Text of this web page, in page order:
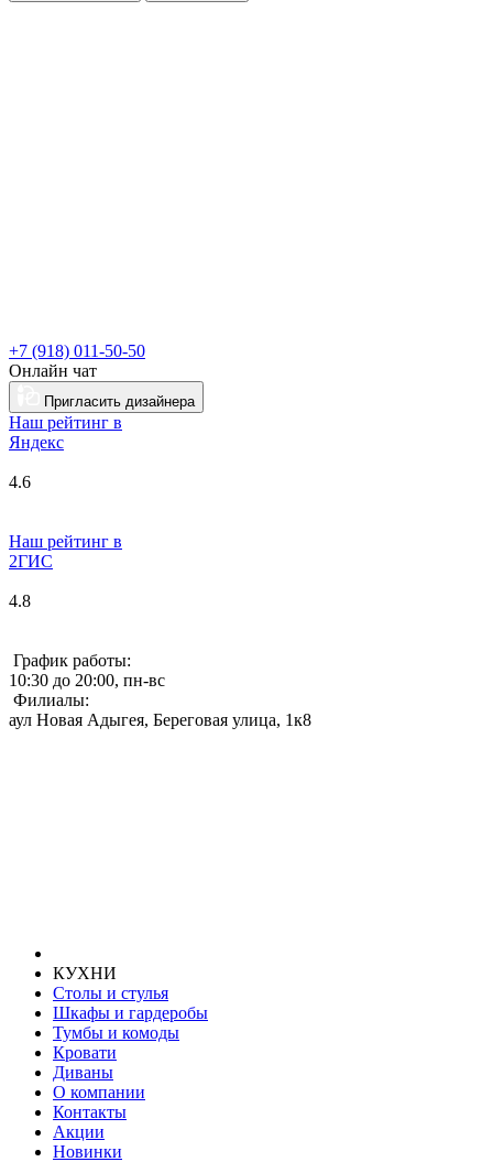
+7 (918) 011-50-50
Онлайн чат
Пригласить дизайнера
Наш рейтинг в
Яндекс
4.6
Наш рейтинг в
2ГИС
4.8
График работы:
10:30 до 20:00, пн-вс
Филиалы:
аул Новая Адыгея, Береговая улица, 1к8
КУХНИ
Столы и стулья
Шкафы и гардеробы
Тумбы и комоды
Кровати
Диваны
О компании
Контакты
Акции
Новинки